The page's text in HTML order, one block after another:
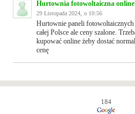
Hurtownia fotowoltaiczna online
29 Listopada 2024, o 10:56
Hurtownie paneli
całej Polsce ale ceny szalone.
kupować online żeby dostać
cenę
184